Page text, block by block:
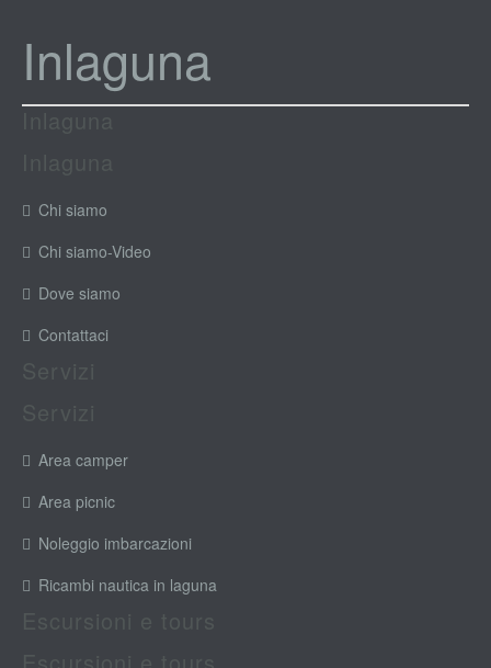
Inlaguna
Chi siamo
Chi siamo-Video
Dove siamo
Contattaci
Area camper
Area picnic
Noleggio imbarcazioni
Ricambi nautica in laguna